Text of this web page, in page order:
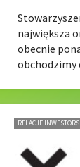
największa
obecnie
obchodzimy
RELACJE